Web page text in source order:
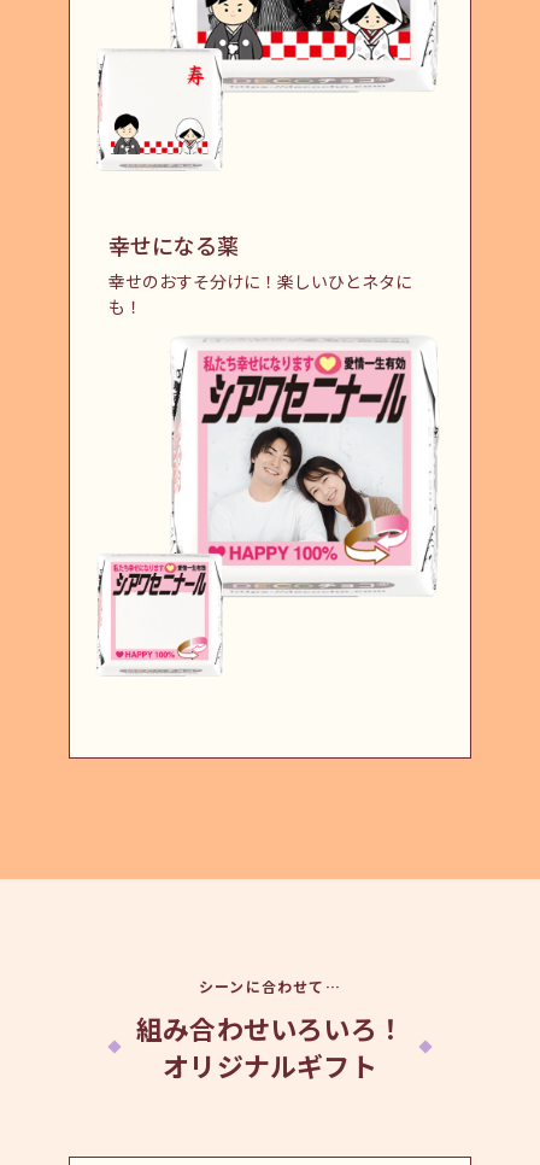
幸せになる薬
幸せのおすそ分けに！楽しいひとネタに
も！
シーンに合わせて…
組み合わせいろいろ！
オリジナルギフト